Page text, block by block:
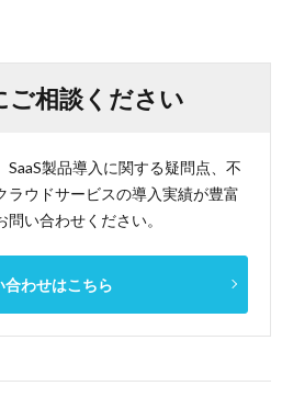
ご相談ください
製品導入に関する疑問点、不
ラウドサービスの導入実績が豊富
い合わせください。
合わせはこちら